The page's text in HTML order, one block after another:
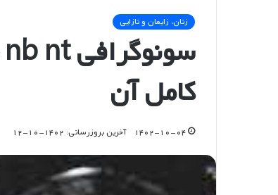
زنان، زایمان و نازایی
کامل آن
۱۴۰۲-۱۰-۰۴ آخرین بروزرسانی: ۱۴۰۲-۱۰-۱۲